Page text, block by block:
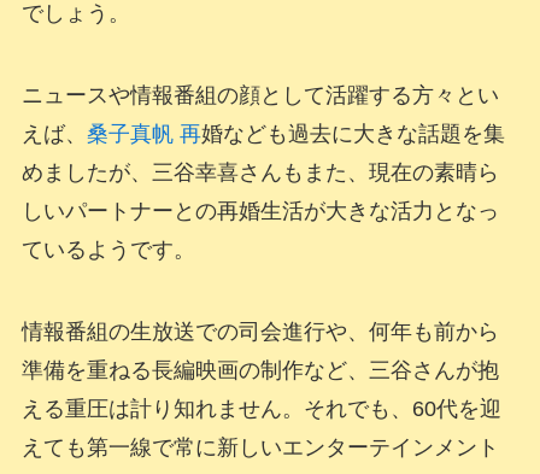
でしょう。
ニュースや情報番組の顔として活躍する方々とい
えば、 桑子真帆 再婚なども過去に大きな話題を集
めましたが、三谷幸喜さんもまた、現在の素晴ら
しいパートナーとの再婚生活が大きな活力となっ
ているようです。
情報番組の生放送での司会進行や、何年も前から
準備を重ねる長編映画の制作など、三谷さんが抱
える重圧は計り知れません。それでも、60代を迎
えても第一線で常に新しいエンターテインメント